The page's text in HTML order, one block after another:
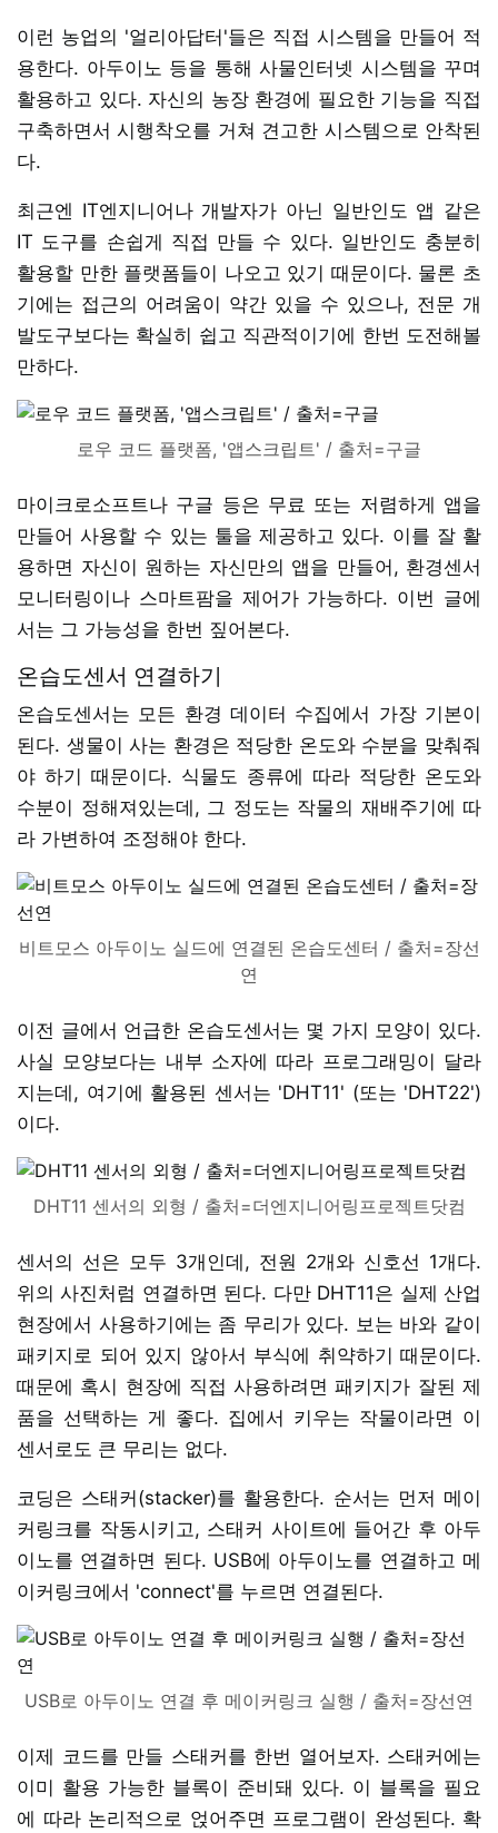
이런 농업의 '얼리아답터'들은 직접 시스템을 만들어 적
용한다. 아두이노 등을 통해 사물인터넷 시스템을 꾸며
활용하고 있다. 자신의 농장 환경에 필요한 기능을 직접
구축하면서 시행착오를 거쳐 견고한 시스템으로 안착된
다.
최근엔 IT엔지니어나 개발자가 아닌 일반인도 앱 같은
IT 도구를 손쉽게 직접 만들 수 있다. 일반인도 충분히
활용할 만한 플랫폼들이 나오고 있기 때문이다. 물론 초
기에는 접근의 어려움이 약간 있을 수 있으나, 전문 개
발도구보다는 확실히 쉽고 직관적이기에 한번 도전해볼
만하다.
로우 코드 플랫폼, '앱스크립트' / 출처=구글
마이크로소프트나 구글 등은 무료 또는 저렴하게 앱을
만들어 사용할 수 있는 툴을 제공하고 있다. 이를 잘 활
용하면 자신이 원하는 자신만의 앱을 만들어, 환경센서
모니터링이나 스마트팜을 제어가 가능하다. 이번 글에
서는 그 가능성을 한번 짚어본다.
온습도센서 연결하기
온습도센서는 모든 환경 데이터 수집에서 가장 기본이
된다. 생물이 사는 환경은 적당한 온도와 수분을 맞춰줘
야 하기 때문이다. 식물도 종류에 따라 적당한 온도와
수분이 정해져있는데, 그 정도는 작물의 재배주기에 따
라 가변하여 조정해야 한다.
비트모스 아두이노 실드에 연결된 온습도센터 / 출처=장선
연
이전 글에서 언급한 온습도센서는 몇 가지 모양이 있다.
사실 모양보다는 내부 소자에 따라 프로그래밍이 달라
지는데, 여기에 활용된 센서는 'DHT11' (또는 'DHT22')
이다.
DHT11 센서의 외형 / 출처=더엔지니어링프로젝트닷컴
센서의 선은 모두 3개인데, 전원 2개와 신호선 1개다.
위의 사진처럼 연결하면 된다. 다만 DHT11은 실제 산업
현장에서 사용하기에는 좀 무리가 있다. 보는 바와 같이
패키지로 되어 있지 않아서 부식에 취약하기 때문이다.
때문에 혹시 현장에 직접 사용하려면 패키지가 잘된 제
품을 선택하는 게 좋다. 집에서 키우는 작물이라면 이
센서로도 큰 무리는 없다.
코딩은 스태커(stacker)를 활용한다. 순서는 먼저 메이
커링크를 작동시키고, 스태커 사이트에 들어간 후 아두
이노를 연결하면 된다. USB에 아두이노를 연결하고 메
이커링크에서 'connect'를 누르면 연결된다.
USB로 아두이노 연결 후 메이커링크 실행 / 출처=장선연
이제 코드를 만들 스태커를 한번 열어보자. 스태커에는
이미 활용 가능한 블록이 준비돼 있다. 이 블록을 필요
에 따라 논리적으로 얹어주면 프로그램이 완성된다. 확